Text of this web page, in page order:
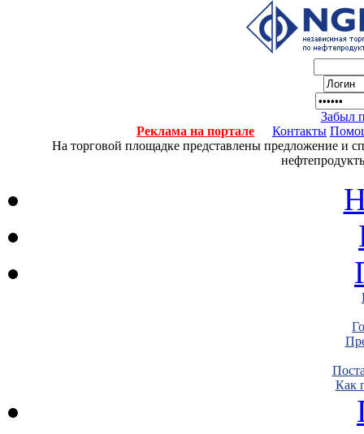
Забыл
Реклама на портале
Контакты
На торговой площадке представлены предложение и
Как